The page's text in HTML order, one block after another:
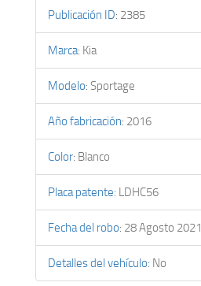
Publicación ID: 2385
Marca: Kia
Modelo: Sportage
Año fabricación: 2016
Color: Blanco
Placa patente: LDHC56
Fecha del robo: 28 Agosto 2021
Detalles del vehículo: No